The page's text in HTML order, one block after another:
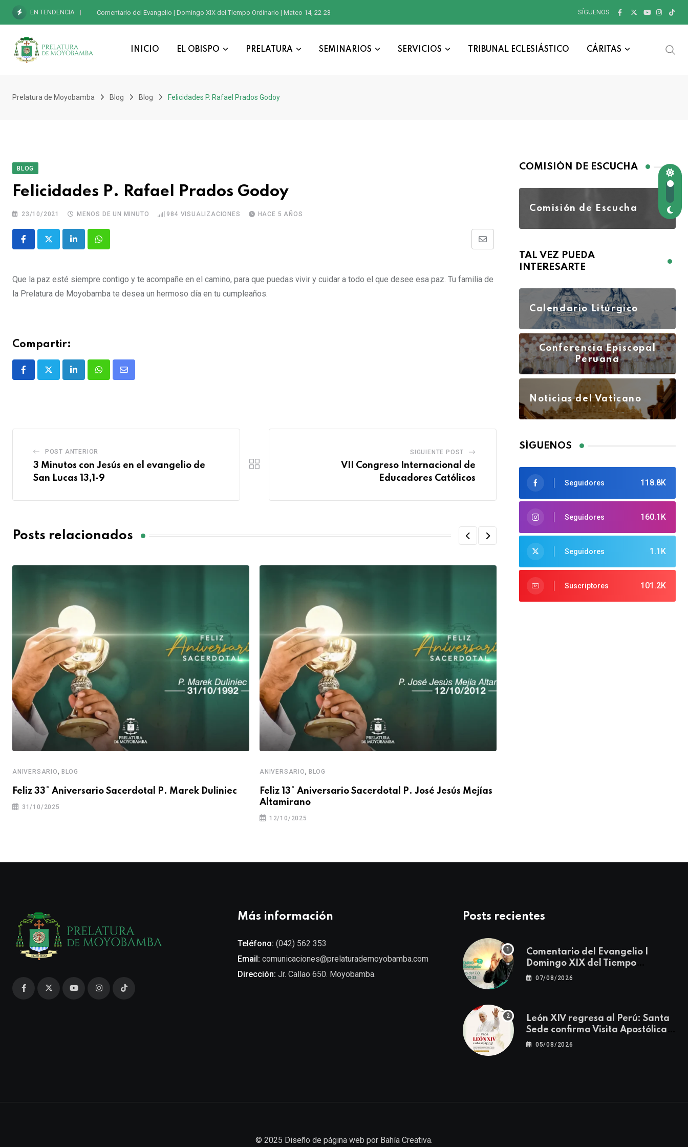
EN TENDENCIA Comentario del Evangelio | Domingo XIX del Tiempo Ordinario | Mateo 14, 22-23 SÍGUENOS :
INICIO EL OBISPO PRELATURA SEMINARIOS SERVICIOS TRIBUNAL ECLESIÁSTICO CÁRITAS
Prelatura de Moyobamba Blog Blog Felicidades P. Rafael Prados Godoy
BLOG
Felicidades P. Rafael Prados Godoy
23/10/2021 MENOS DE UN MINUTO 984 VISUALIZACIONES HACE 5 AÑOS
Que la paz esté siempre contigo y te acompañe en el camino, para que puedas vivir y cuidar a todo el que desee esa paz. Tu familia de
la Prelatura de Moyobamba te desea un hermoso día en tu cumpleaños.
Compartir:
POST ANTERIOR
3 Minutos con Jesús en el evangelio de
San Lucas 13,1-9
SIGUIENTE POST
VII Congreso Internacional de
Educadores Católicos
Posts relacionados
ANIVERSARIO, BLOG
Feliz 33° Aniversario Sacerdotal P. Marek Duliniec
31/10/2025
ANIVERSARIO, BLOG
Feliz 13° Aniversario Sacerdotal P. José Jesús Mejías
Altamirano
12/10/2025
COMISIÓN DE ESCUCHA
Comisión de Escucha
TAL VEZ PUEDA
INTERESARTE
Calendario Litúrgico
Conferencia Episcopal
Peruana
Noticias del Vaticano
SÍGUENOS
118.8K
Seguidores
160.1K
Seguidores
1.1K
Seguidores
101.2K
Suscriptores
Más información
Teléfono: (042) 562 353
Email: comunicaciones@prelaturademoyobamba.com
Dirección: Jr. Callao 650. Moyobamba.
Posts recientes
Comentario del Evangelio |
Domingo XIX del Tiempo
Ordinario | Mateo 14, 22-23
07/08/2026
León XIV regresa al Perú: Santa
Sede confirma Visita Apostólica
del 11 al 17 de noviembre
05/08/2026
© 2025 Diseño de página web por Bahía Creativa.